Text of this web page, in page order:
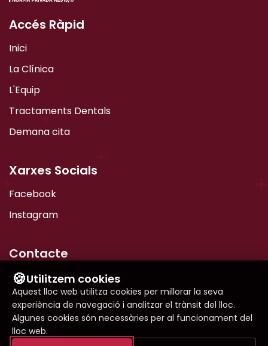
Accés Ràpid
Inici
La Clínica
L'Equip
Tractaments Dentals
Demana cita
Xarxes Socials
Facebook
Instagram
Contacte
info@bgespecialitats.com
93 777 72 32|93 770 88 48
WhatsApp
666 002 632
🍪Utilitzem cookies
Aquest lloc web utilitza cookies per millorar la seva
experiència de navegació i analitzar el trànsit del lloc.
Algunes cookies són necessàries per al funcionament del
lloc web.
Configuració de cookies
Seleccioneu les cookies que voleu acceptar: